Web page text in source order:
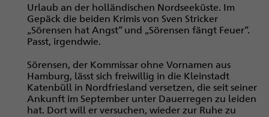
Urlaub an der holländischen Nordseeküste. Im
Gepäck die beiden Krimis von Sven Stricker
„Sörensen hat Angst“ und „Sörensen fängt Feuer“.
Passt, irgendwie.
Sörensen, der Kommissar ohne Vornamen aus
Hamburg, lässt sich freiwillig in die Kleinstadt
Katenbüll in Nordfriesland versetzen, die seit seiner
Ankunft im September unter Dauerregen zu leiden
hat. Dort will er versuchen, wieder zur Ruhe zu